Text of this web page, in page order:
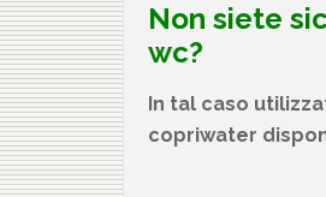
Non siete
wc?
In tal caso
copriwater